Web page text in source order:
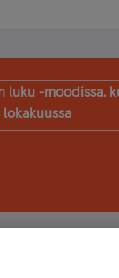
luku -moodissa,
ja